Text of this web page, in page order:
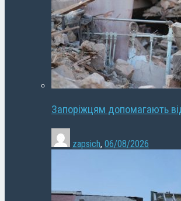
Запоріжцям допомагають
zapsich, 06/08/2026